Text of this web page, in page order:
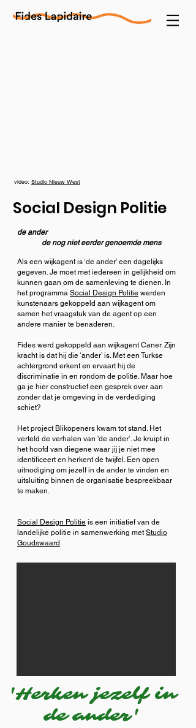
video: Studio Nieuw West
Social Design Politie
de ander
de nog niet eerder genoemde mens
Als een wijkagent is ‘de ander’ een dagelijks
gegeven. Je moet met iedereen in gelijkheid om
kunnen gaan om de samenleving te dienen. In
het programma Social Design Politie werden
kunstenaars gekoppeld aan wijkagent om
samen het vraagstuk van de agent op een
andere manier te benaderen.
Fides werd gekoppeld aan wijkagent Caner. Zijn
kracht is dat hij die ‘ander’ is. Met een Turkse
achtergrond erkent en ervaart hij de
discriminatie in en rondom de politie. Maar hoe
ga je hier constructief een gesprek over aan
zonder dat je omgeving in de verdediging
schiet?
Het project Blikopeners kwam tot stand. Het
verteld de verhalen van 'de ander’. Je kruipt in
het hoofd van diegene waar jij je niet mee
identificeert en herkent de twijfel. Een open
uitnodiging om jezelf in de ander te vinden en
uitsluiting binnen de organisatie bespreekbaar
te maken.
Social Design Politie is een initiatief van de
landelijke politie in samenwerking met Studio
Goudswaard
'Herken jezelf in
de ander'